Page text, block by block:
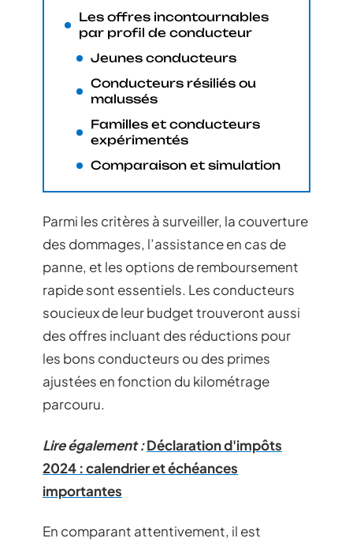
Les offres incontournables
par profil de conducteur
Jeunes conducteurs
Conducteurs résiliés ou
malussés
Familles et conducteurs
expérimentés
Comparaison et simulation
Parmi les critères à surveiller, la couverture
des dommages, l’assistance en cas de
panne, et les options de remboursement
rapide sont essentiels. Les conducteurs
soucieux de leur budget trouveront aussi
des offres incluant des réductions pour
les bons conducteurs ou des primes
ajustées en fonction du kilométrage
parcouru.
Lire également :Déclaration d'impôts
2024 : calendrier et échéances
importantes
En comparant attentivement, il est